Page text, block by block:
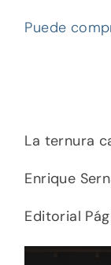
Puede
La ternura
Enrique
Editorial